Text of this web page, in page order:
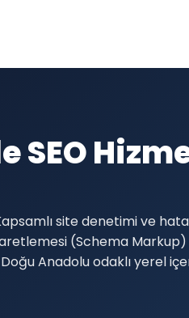
SEO
site denetimi ve
(Schema
Doğu Anadolu odaklı yerel